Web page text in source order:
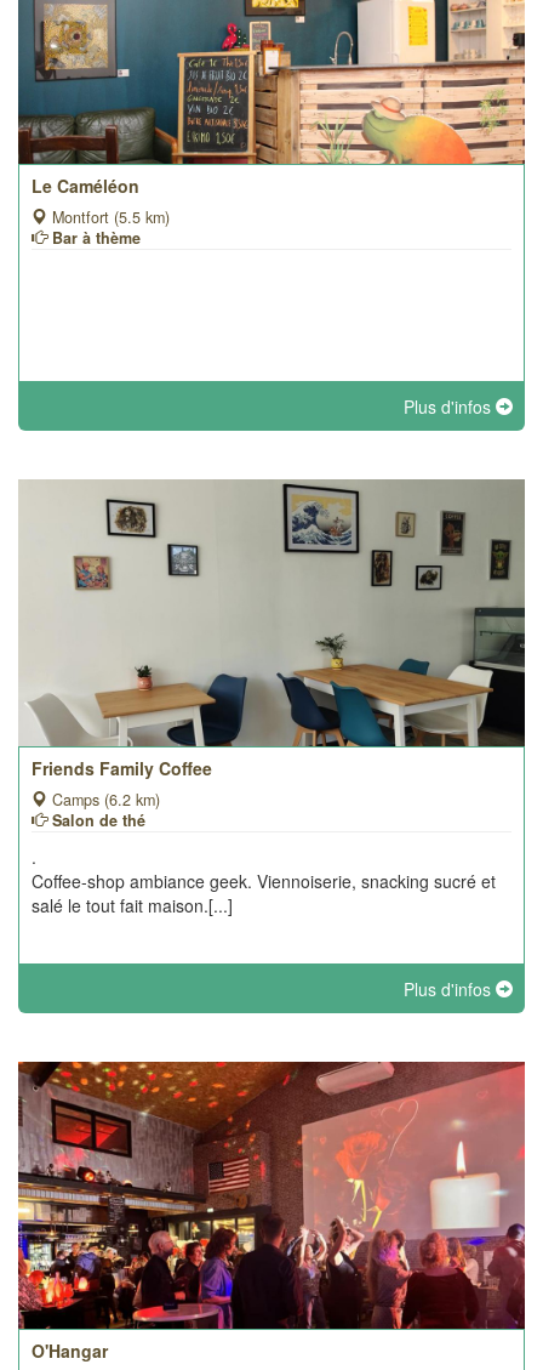
Le Caméléon
Montfort (5.5 km)
Bar à thème
Plus d'infos
Friends Family Coffee
Camps (6.2 km)
Salon de thé
.
Coffee-shop ambiance geek. Viennoiserie, snacking sucré et
salé le tout fait maison.[...]
Plus d'infos
O'Hangar